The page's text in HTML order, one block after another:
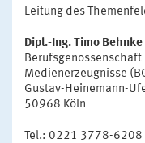
Leitung des
Dipl.-Ing. Timo Behnke
Berufsgenossenschaft
Medienerzeugnisse
Gustav-Heinemann-
50968 Köln
Tel.: 0221 3778-6208